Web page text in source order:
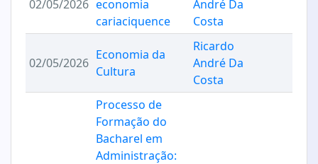
02/05/2026 economia
cariaciquence
André Da
Costa
02/05/2026
Economia da
Cultura
Ricardo
André Da
Costa
Processo de
Formação do
Bacharel em
Administração: